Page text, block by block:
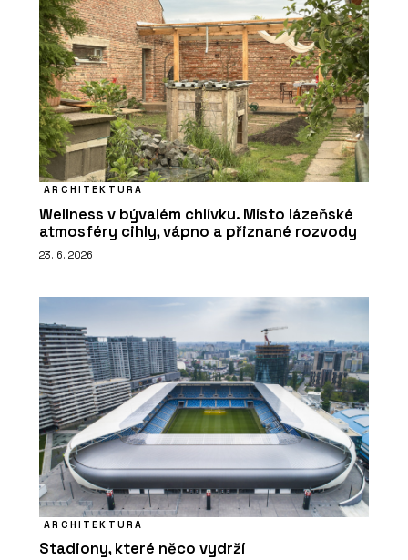
ARCHITEKTURA
Wellness v bývalém chlívku. Místo lázeňské
atmosféry cihly, vápno a přiznané rozvody
23. 6. 2026
ARCHITEKTURA
Stadiony, které něco vydrží